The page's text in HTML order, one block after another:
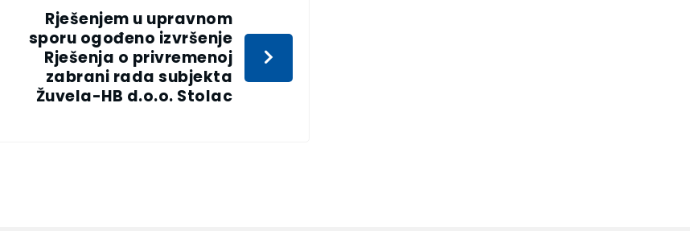
Rješenjem u upravnom
sporu ogođeno izvršenje
Rješenja o privremenoj
zabrani rada subjekta
Žuvela-HB d.o.o. Stolac